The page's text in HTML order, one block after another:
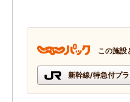
この施設
新幹線/特急付プ